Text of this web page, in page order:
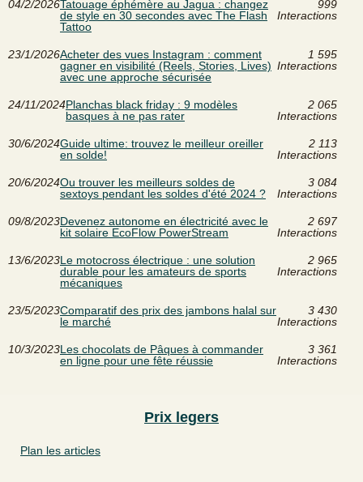
04/2/2026Tatouage éphémère au Jagua : changez
de style en 30 secondes avec The Flash
Tattoo
999
Interactions
23/1/2026Acheter des vues Instagram : comment
gagner en visibilité (Reels, Stories, Lives)
avec une approche sécurisée
1 595
Interactions
24/11/2024Planchas black friday : 9 modèles
basques à ne pas rater
2 065
Interactions
30/6/2024Guide ultime: trouvez le meilleur oreiller
en solde!
2 113
Interactions
20/6/2024Ou trouver les meilleurs soldes de
sextoys pendant les soldes d'été 2024 ?
3 084
Interactions
09/8/2023Devenez autonome en électricité avec le
kit solaire EcoFlow PowerStream
2 697
Interactions
13/6/2023Le motocross électrique : une solution
durable pour les amateurs de sports
mécaniques
2 965
Interactions
23/5/2023Comparatif des prix des jambons halal sur
le marché
3 430
Interactions
10/3/2023Les chocolats de Pâques à commander
en ligne pour une fête réussie
3 361
Interactions
Prix legers
Plan les articles